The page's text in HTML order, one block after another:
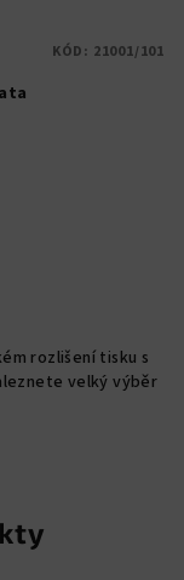
rozlišení tisku s
velký výběr
KÓD: 21001/101